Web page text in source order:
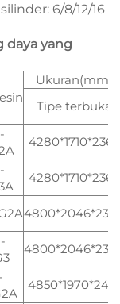
6/8/12/16
daya yang
Ukuran(mm)
Tipe terbuka
4280*1710*2365
4280*1710*2365
4850*1970*2410